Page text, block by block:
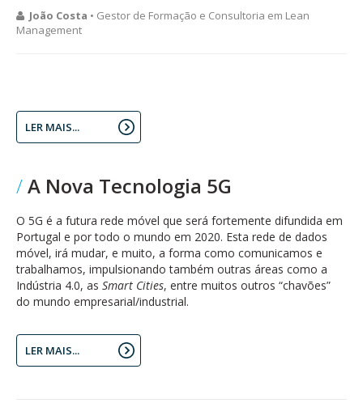
João Costa • Gestor de Formação e Consultoria em Lean
Management
LER MAIS...
A Nova Tecnologia 5G
O 5G é a futura rede móvel que será fortemente difundida em
Portugal e por todo o mundo em 2020. Esta rede de dados
móvel, irá mudar, e muito, a forma como comunicamos e
trabalhamos, impulsionando também outras áreas como a
Indústria 4.0, as Smart Cities, entre muitos outros “chavões”
do mundo empresarial/industrial.
LER MAIS...